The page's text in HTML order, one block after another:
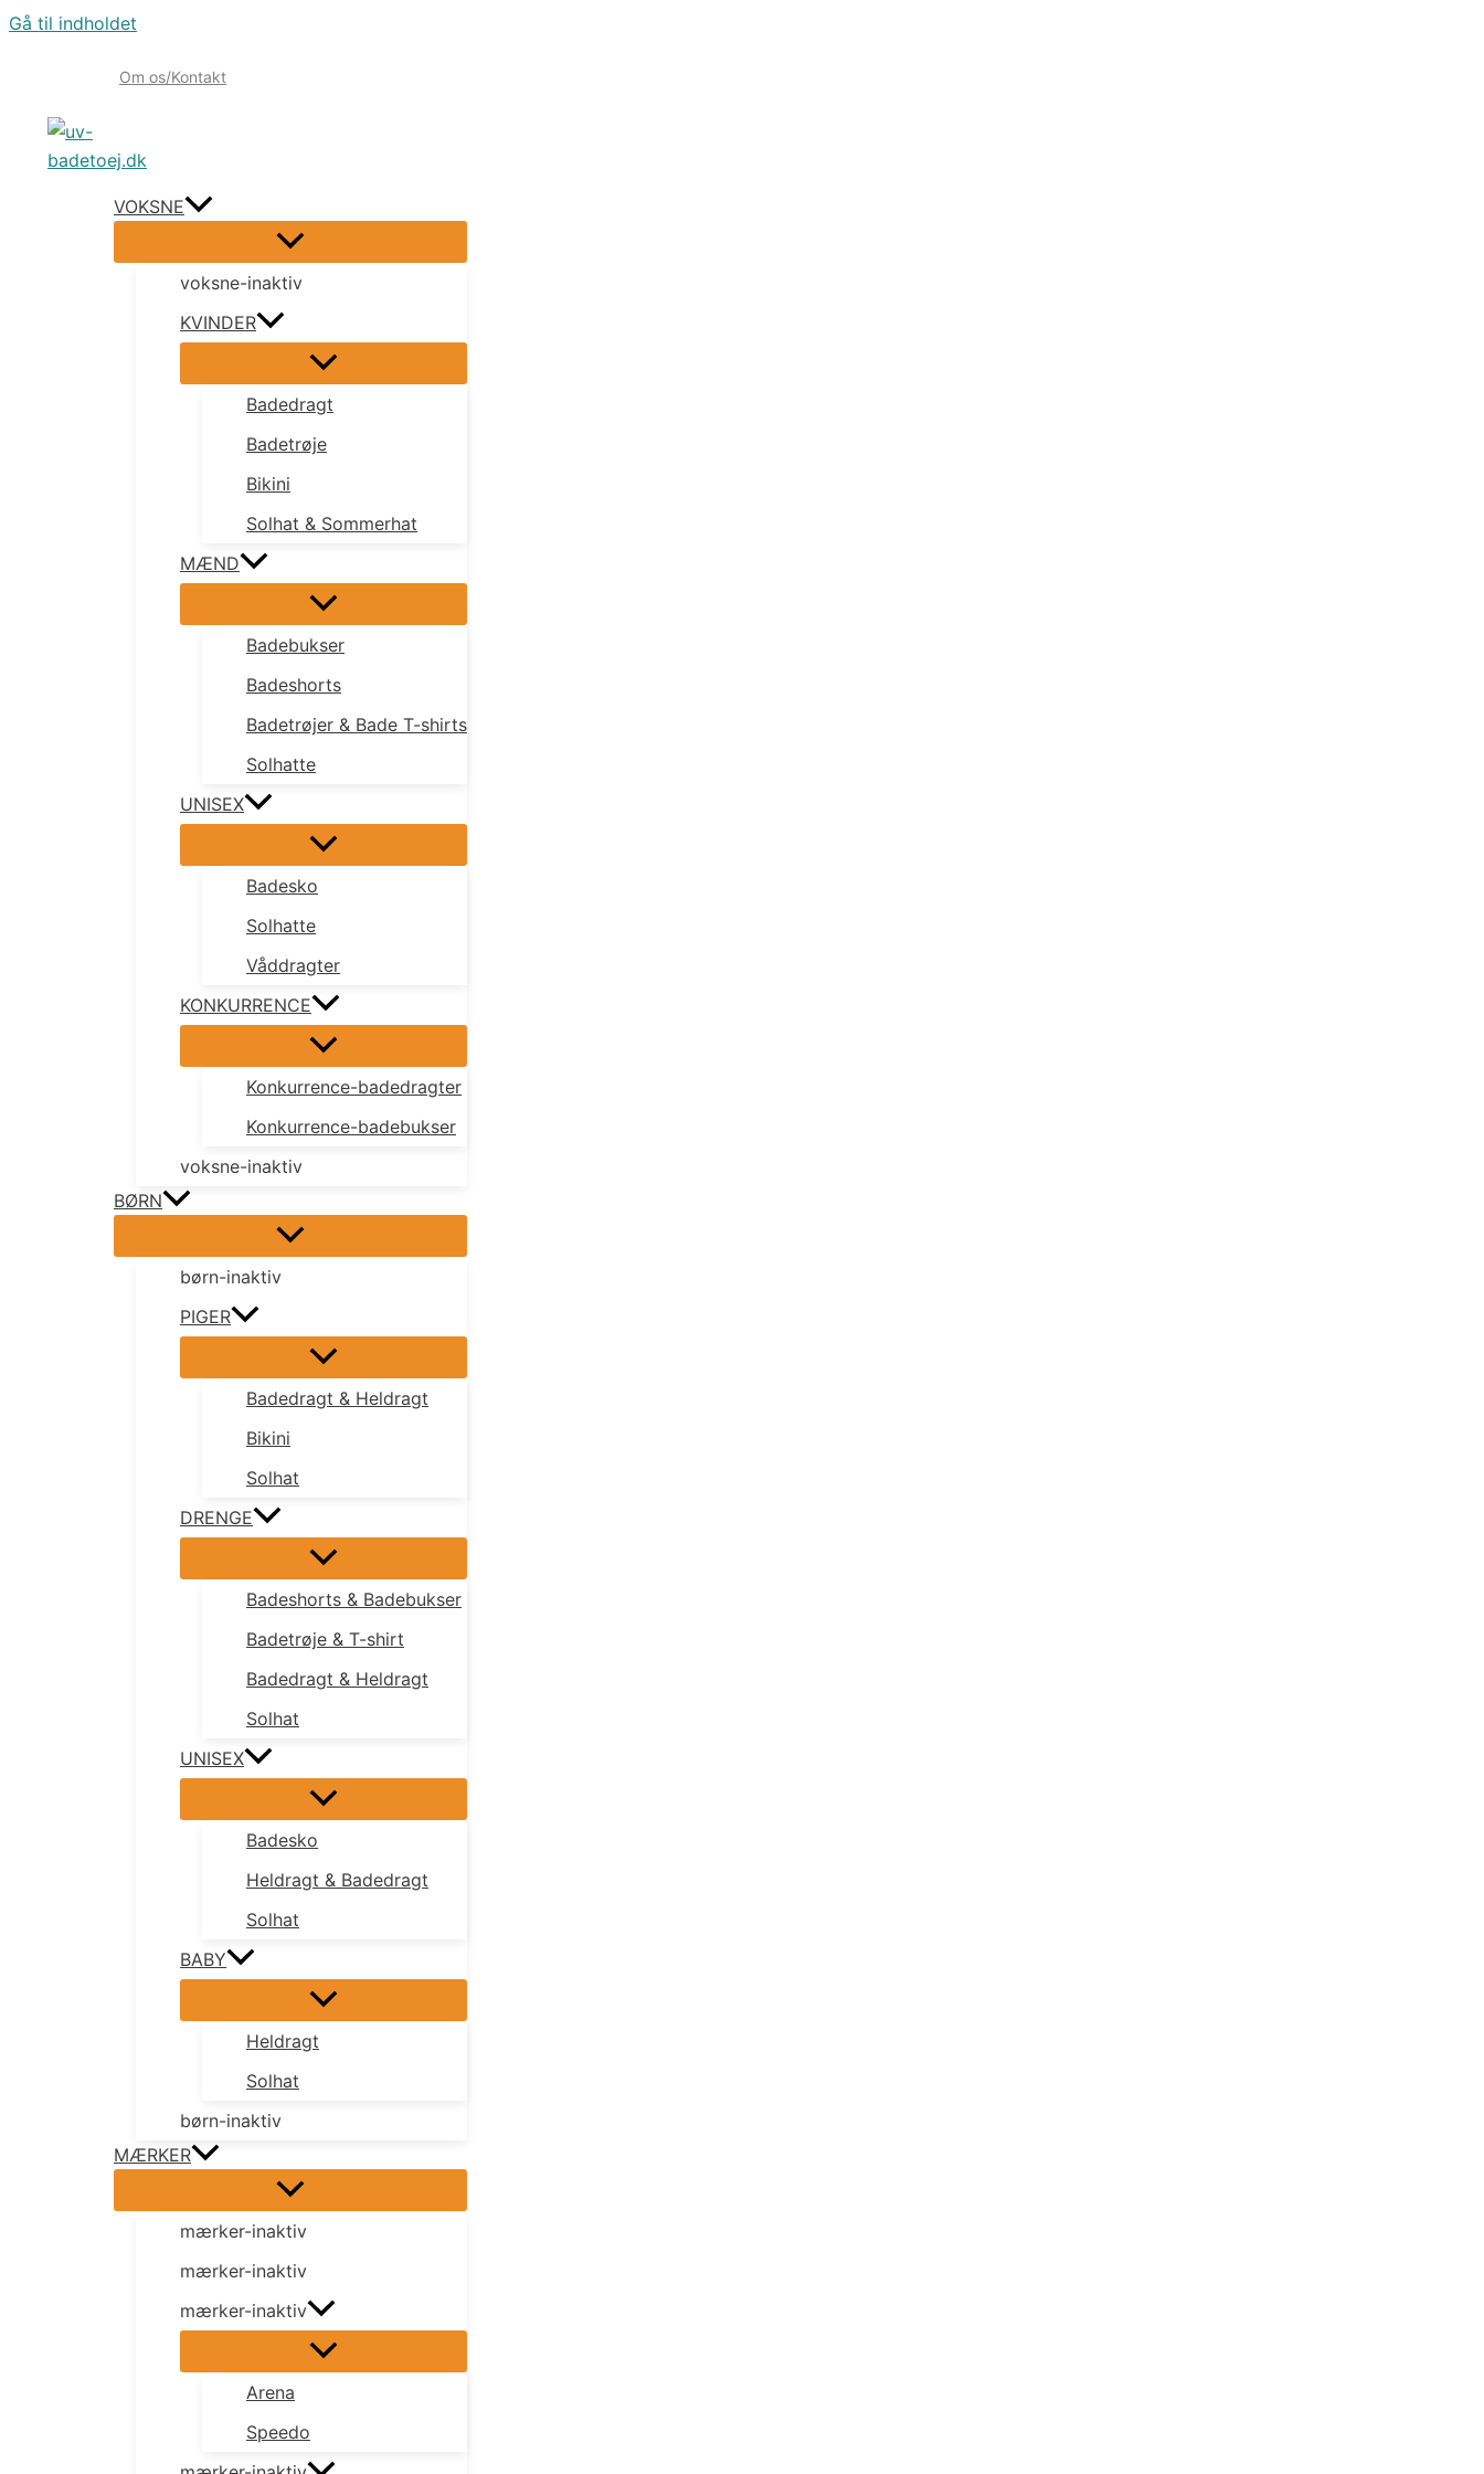
Gå til indholdet
Om os/Kontakt
VOKSNE
voksne-inaktiv
KVINDER
Badedragt
Badetrøje
Bikini
Solhat & Sommerhat
MÆND
Badebukser
Badeshorts
Badetrøjer & Bade T-shirts
Solhatte
UNISEX
Badesko
Solhatte
Våddragter
KONKURRENCE
Konkurrence-badedragter
Konkurrence-badebukser
voksne-inaktiv
BØRN
børn-inaktiv
PIGER
Badedragt & Heldragt
Bikini
Solhat
DRENGE
Badeshorts & Badebukser
Badetrøje & T-shirt
Badedragt & Heldragt
Solhat
UNISEX
Badesko
Heldragt & Badedragt
Solhat
BABY
Heldragt
Solhat
børn-inaktiv
MÆRKER
mærker-inaktiv
mærker-inaktiv
mærker-inaktiv
Arena
Speedo